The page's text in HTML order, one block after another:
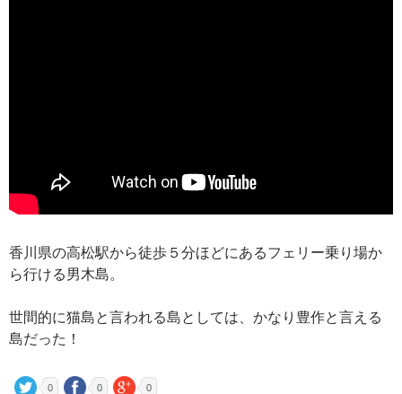
香川県の高松駅から徒歩５分ほどにあるフェリー乗り場か
ら行ける男木島。
世間的に猫島と言われる島としては、かなり豊作と言える
島だった！
0 0 0